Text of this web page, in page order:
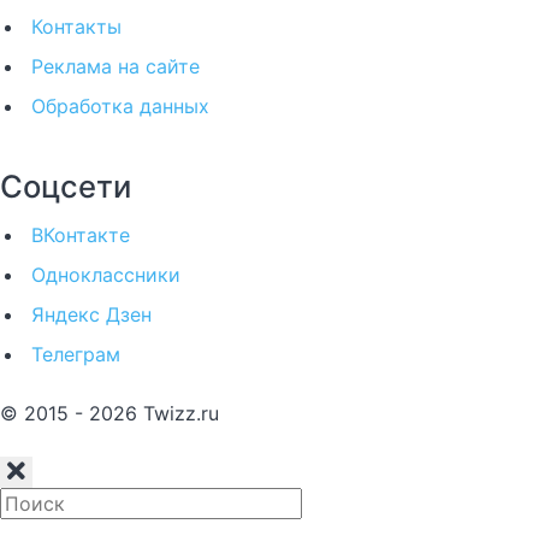
Контакты
Реклама на сайте
Обработка данных
Соцсети
ВКонтакте
Одноклассники
Яндекс Дзен
Телеграм
© 2015 - 2026 Twizz.ru